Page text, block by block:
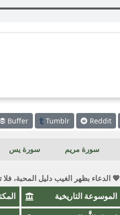
Buffer Tumblr Reddit
سورة مريم سورة يس
💖 الدعاء بظهر الغيب دليل المحبة،
الموسوعة التاريخية